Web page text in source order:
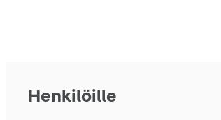
Henkilöille